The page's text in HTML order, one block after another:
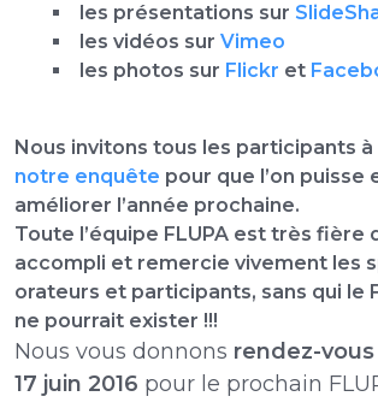
les présentations sur
les vidéos sur Vimeo
les photos sur Flickr et
Nous invitons tous les participants à
notre enquête pour que l’on puisse
améliorer l’année prochaine.
Toute l’équipe FLUPA est très fière
accompli et remercie vivement les
orateurs et participants, sans qui le
ne pourrait exister !!!
Nous vous donnons rendez-vous
17 juin 2016 pour le prochain